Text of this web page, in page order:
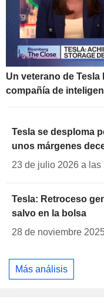
Un veterano de
compañía de
Tesla se desploma
unos márgenes
23 de julio 2026 a las
Tesla: Retroceso
salvo en la bolsa
28 de noviembre
Más análisis